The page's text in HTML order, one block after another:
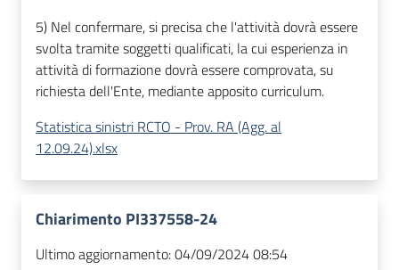
5) Nel confermare, si precisa che l'attività dovrà essere
svolta tramite soggetti qualificati, la cui esperienza in
attività di formazione dovrà essere comprovata, su
richiesta dell'Ente, mediante apposito curriculum.
Statistica sinistri RCTO - Prov. RA (Agg. al
12.09.24).xlsx
Chiarimento PI337558-24
Ultimo aggiornamento:04/09/2024 08:54